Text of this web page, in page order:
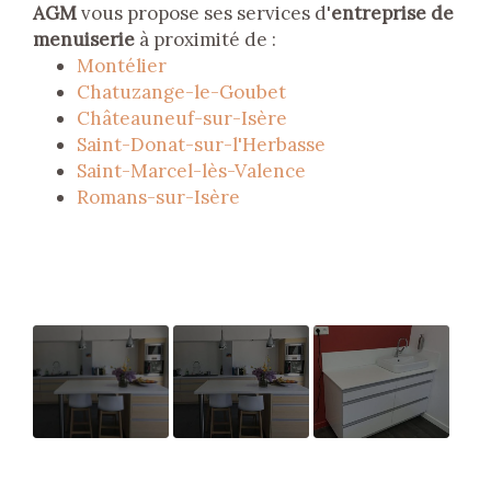
AGMvous propose ses services d'entreprise de
menuiserie à proximité de :
Montélier
Chatuzange-le-Goubet
Châteauneuf-sur-Isère
Saint-Donat-sur-l'Herbasse
Saint-Marcel-lès-Valence
Romans-sur-Isère